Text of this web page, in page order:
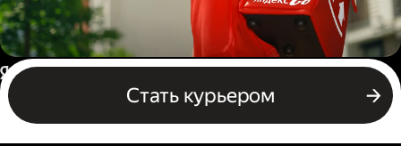
Пеший курьер
Стать курьером
Россия
Бизнесу